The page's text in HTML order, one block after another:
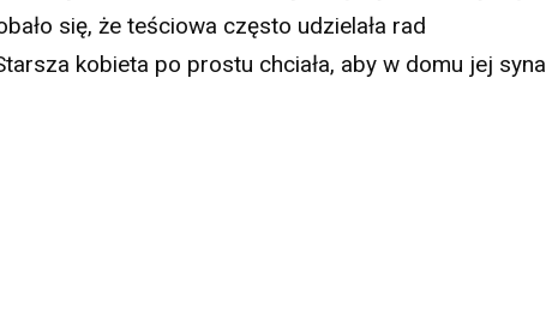
się, że teściowa często udzielała rad
kobieta po prostu chciała, aby w domu jej syna